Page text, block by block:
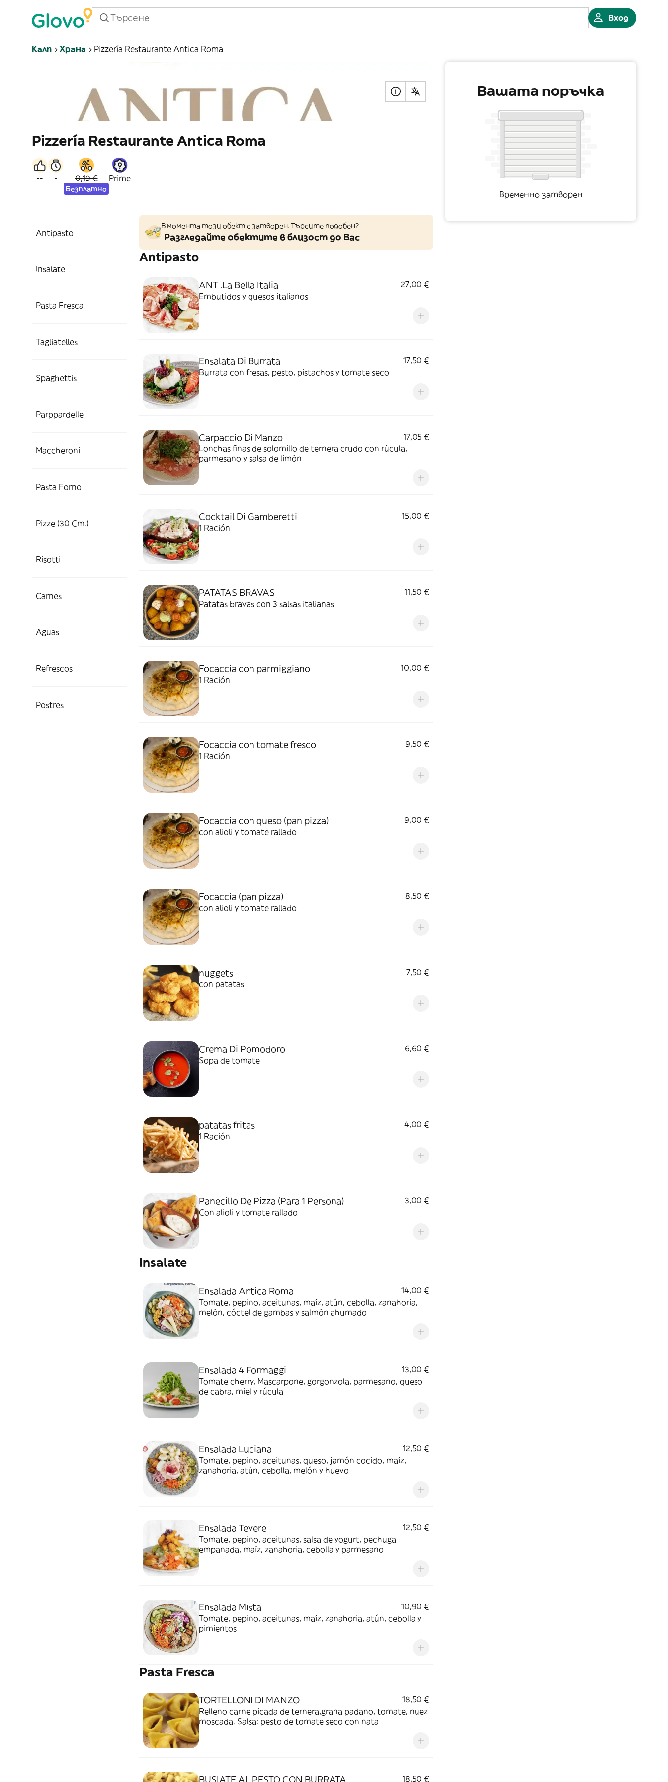
Вход
Калп Храна Pizzería Restaurante Antica Roma
Pizzería Restaurante Antica Roma
-- - 0,19 €
Безплатно
Prime
Antipasto
Insalate
Pasta Fresca
Tagliatelles
Spaghettis
Parppardelle
Maccheroni
Pasta Forno
Pizze (30 Cm.)
Risotti
Carnes
Aguas
Refrescos
Postres
В момента този обект е затворен. Търсите подобен?
Разгледайте обектите в близост до Вас
Antipasto
ANT .La Bella Italia
27,00 €
Embutidos y quesos italianos
Ensalata Di Burrata
17,50 €
Burrata con fresas, pesto, pistachos y tomate seco
Carpaccio Di Manzo
17,05 €
Lonchas finas de solomillo de ternera crudo con rúcula,
parmesano y salsa de limón
Cocktail Di Gamberetti
15,00 €
1 Ración
PATATAS BRAVAS
11,50 €
Patatas bravas con 3 salsas italianas
Focaccia con parmiggiano
10,00 €
1 Ración
Focaccia con tomate fresco
9,50 €
1 Ración
Focaccia con queso (pan pizza)
9,00 €
con alioli y tomate rallado
Focaccia (pan pizza)
8,50 €
con alioli y tomate rallado
nuggets
7,50 €
con patatas
Crema Di Pomodoro
6,60 €
Sopa de tomate
patatas fritas
4,00 €
1 Ración
Panecillo De Pizza (Para 1 Persona)
3,00 €
Con alioli y tomate rallado
Insalate
Ensalada Antica Roma
14,00 €
Tomate, pepino, aceitunas, maíz, atún, cebolla, zanahoria,
melón, cóctel de gambas y salmón ahumado
Ensalada 4 Formaggi
13,00 €
Tomate cherry, Mascarpone, gorgonzola, parmesano, queso
de cabra, miel y rúcula
Ensalada Luciana
12,50 €
Tomate, pepino, aceitunas, queso, jamón cocido, maíz,
zanahoria, atún, cebolla, melón y huevo
Ensalada Tevere
12,50 €
Tomate, pepino, aceitunas, salsa de yogurt, pechuga
empanada, maíz, zanahoria, cebolla y parmesano
Ensalada Mista
10,90 €
Tomate, pepino, aceitunas, maíz, zanahoria, atún, cebolla y
pimientos
Pasta Fresca
TORTELLONI DI MANZO
18,50 €
Relleno carne picada de ternera,grana padano, tomate, nuez
moscada. Salsa: pesto de tomate seco con nata
BUSIATE AL PESTO CON BURRATA 18,50 €
Вашата поръчка
Временно затворен